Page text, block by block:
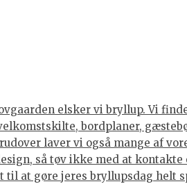
elsker vi bryllup. Vi
bordplaner,
laver vi også mange af
så tøv ikke med at
til at gøre jeres bryllupsdag helt